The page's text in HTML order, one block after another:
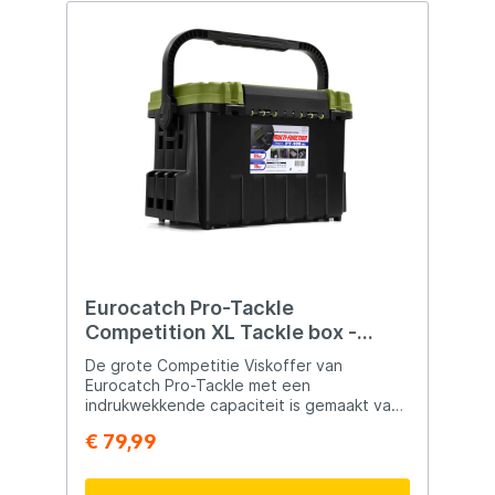
gereedschap kan het verschil maken
tijdens het vissen.
boxen die u bent gewent. Afm:
Eurocatch Pro-Tackle
Competition XL Tackle box -
Viskoffer - 54x34x35cm
Zwart/Groen
De grote Competitie Viskoffer van
Eurocatch Pro-Tackle met een
indrukwekkende capaciteit is gemaakt van
bekend om zijn uitstekende draagkracht.
duidelijk: deze box is uitstekend geschikt
€ 79,99